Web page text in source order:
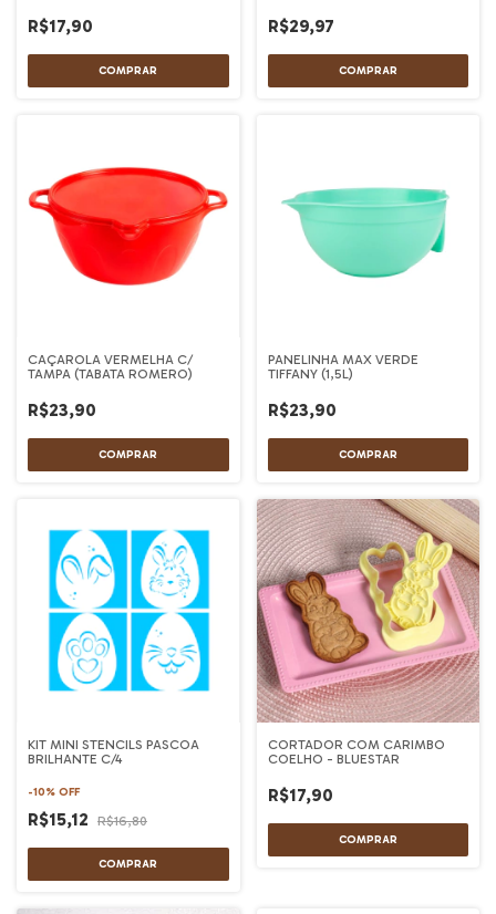
R$17,90 R$29,97
CAÇAROLA VERMELHA C/
TAMPA (TABATA ROMERO)
R$23,90
PANELINHA MAX VERDE
TIFFANY (1,5L)
R$23,90
KIT MINI STENCILS PASCOA
BRILHANTE C/4
-10% OFF
R$15,12 R$16,80
CORTADOR COM CARIMBO
COELHO - BLUESTAR
R$17,90